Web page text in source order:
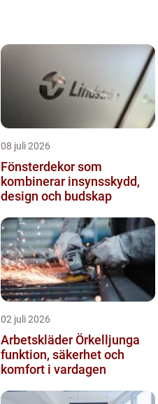
08 juli 2026
Fönsterdekor som
kombinerar insynsskydd,
design och budskap
02 juli 2026
Arbetskläder Örkelljunga
funktion, säkerhet och
komfort i vardagen